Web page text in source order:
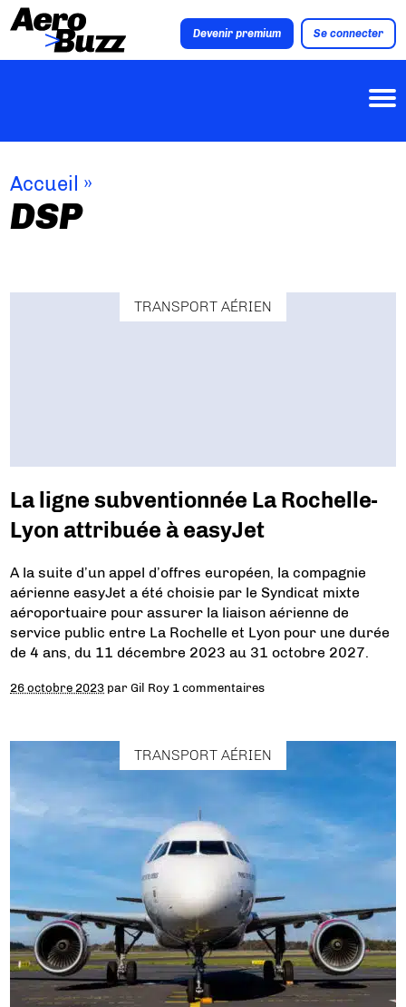
Devenir premium Se connecter
Accueil »
DSP
TRANSPORT AÉRIEN
La ligne subventionnée La Rochelle-
Lyon attribuée à easyJet
A la suite d’un appel d’offres européen, la compagnie
aérienne easyJet a été choisie par le Syndicat mixte
aéroportuaire pour assurer la liaison aérienne de
service public entre La Rochelle et Lyon pour une durée
de 4 ans, du 11 décembre 2023 au 31 octobre 2027.
26 octobre 2023 parGil Roy 1 commentaires
TRANSPORT AÉRIEN